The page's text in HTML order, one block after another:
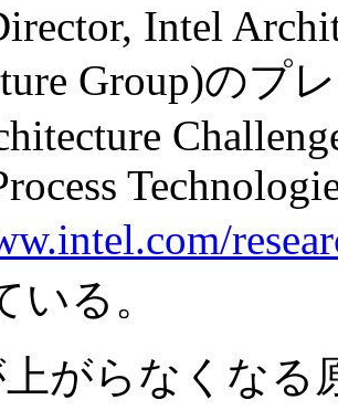
Intel
Group)のプ
いる。
がらなくなる